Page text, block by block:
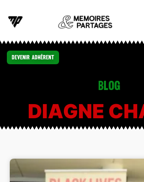
Devenir Adhérent
Blog
DIAGNE